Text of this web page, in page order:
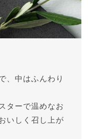
、中はふんわり
ターで温めなお
いしく召し上が